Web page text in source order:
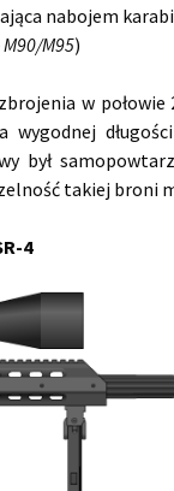
nabojem
M95)
w
takiej broni
4